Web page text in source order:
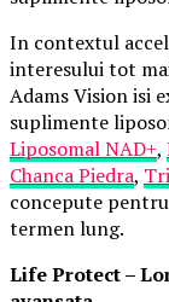
In contextul
interesului tot
Adams Vision isi
suplimente
Liposomal NAD+,
Chanca Piedra,
concepute
termen lung.
Life Protect –